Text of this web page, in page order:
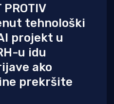
PROTIV
tehnološki
projekt u
u idu
ako
prekršite